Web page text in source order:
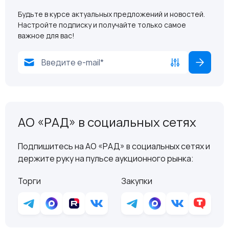
Будьте в курсе актуальных предложений и новостей.
Настройте подписку и получайте только самое
важное для вас!
АО «РАД» в социальных сетях
Подпишитесь на АО «РАД» в социальных сетях и
держите руку на пульсе аукционного рынка:
Торги
Закупки